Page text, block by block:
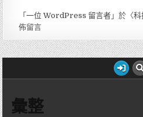
「一位 WordPress 留言者 」於〈科
佈留言
彙整